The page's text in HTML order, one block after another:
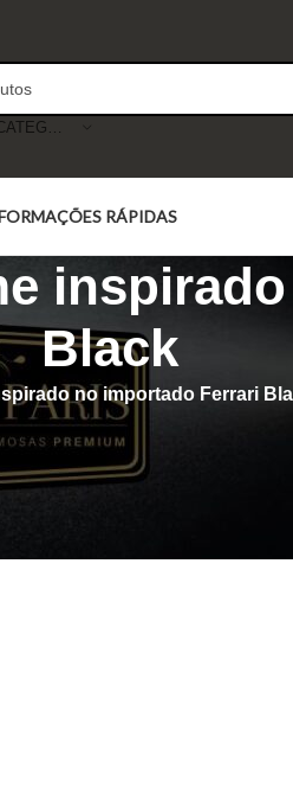
SELECIONE A CATEGORIA
RÁPIDAS
Black
no importado Ferrari